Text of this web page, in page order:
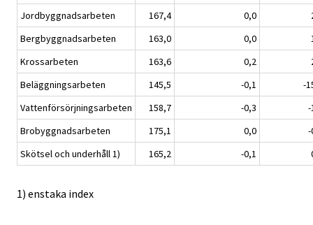
Jordbyggnadsarbeten
167,4 0,0
Bergbyggnadsarbeten
163,0 0,0
Krossarbeten
163,6 0,2
Beläggningsarbeten
145,5 -0,1
-
Vattenförsörjningsarbeten
158,7 -0,3
-
Brobyggnadsarbeten
175,1 0,0
-
Skötsel och underhåll 1)
165,2 -0,1
1) enstaka index